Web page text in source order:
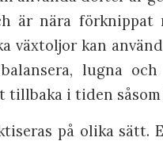
är nära förknippat
växtoljor kan
lugna
tillbaka i tiden
på olika